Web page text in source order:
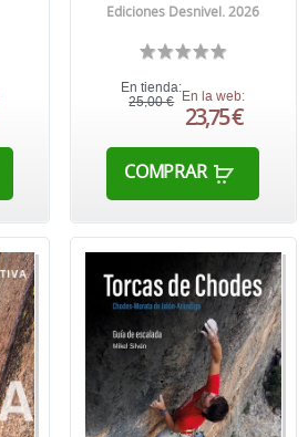
Ediciones Desnivel. 2026
En tienda:
25,00 € En la web:
23,75 €
COMPRAR